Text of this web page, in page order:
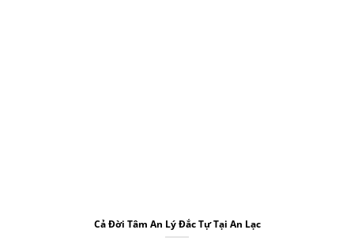
Cả Đời Tâm An Lý Đắc Tự Tại An Lạc